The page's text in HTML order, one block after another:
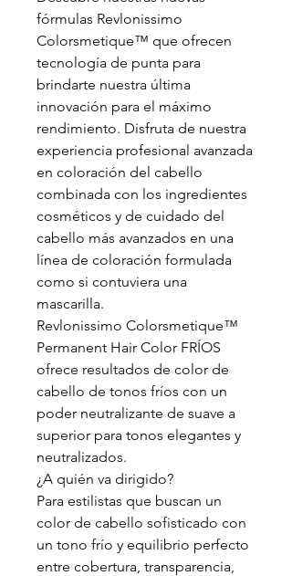
fórmulas Revlonissimo
Colorsmetique™ que ofrecen
tecnología de punta para
brindarte nuestra última
innovación para el máximo
rendimiento. Disfruta de nuestra
experiencia profesional avanzada
en coloración del cabello
combinada con los ingredientes
cosméticos y de cuidado del
cabello más avanzados en una
línea de coloración formulada
como si contuviera una
mascarilla.
Revlonissimo Colorsmetique™
Permanent Hair Color FRÍOS
ofrece resultados de color de
cabello de tonos fríos con un
poder neutralizante de suave a
superior para tonos elegantes y
neutralizados.
¿A quién va dirigido?
Para estilistas que buscan un
color de cabello sofisticado con
un tono frío y equilibrio perfecto
entre cobertura, transparencia,